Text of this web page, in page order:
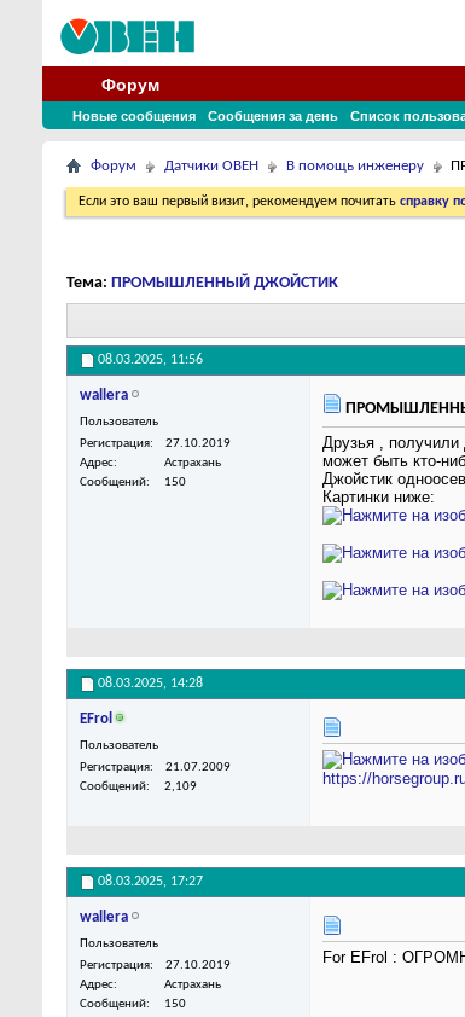
Форум
Новые сообщения Сообщения за день Список
Форум Датчики ОВЕН В помощь инженеру
Если это ваш первый визит, рекомендуем почитать справку
Тема: ПРОМЫШЛЕННЫЙ ДЖОЙСТИК
08.03.2025, 11:56
wallera
Пользователь
Регистрация
27.10.2019
Адрес
Астрахань
Сообщений
150
Друзья , получили
может быть кто-
Джойстик
Картинки ниже:
08.03.2025, 14:28
EFrol
Пользователь
Регистрация
21.07.2009
Сообщений
2,109 https://
08.03.2025, 17:27
wallera
Пользователь
Регистрация
27.10.2019
Адрес
Астрахань
Сообщений
150
For EFrol :